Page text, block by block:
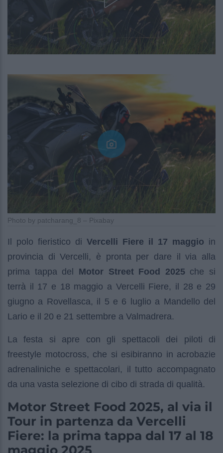
Photo by patcharang_8 – Pixabay
Il polo fieristico di Vercelli Fiere il 17 maggio in
provincia di Vercelli, è pronta per dare il via alla
prima tappa del Motor Street Food 2025 che si
terrà il 17 e 18 maggio a Vercelli Fiere, il 28 e 29
giugno a Rovellasca, il 5 e 6 luglio a Mandello del
Lario e il 20 e 21 settembre a Valmadrera.
La festa si apre con gli spettacoli dei piloti di
freestyle motocross, che si esibiranno in acrobazie
adrenaliniche e spettacolari, il tutto accompagnato
da una vasta selezione di cibo di strada di qualità.
Motor Street Food 2025, al via il
Tour in partenza da Vercelli
Fiere: la prima tappa dal 17 al 18